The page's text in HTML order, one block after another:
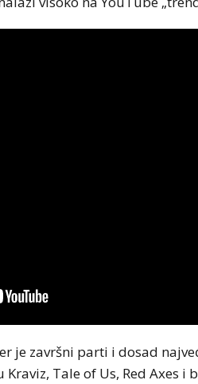
je završni parti i dosad
Tale of Us, Red Axes